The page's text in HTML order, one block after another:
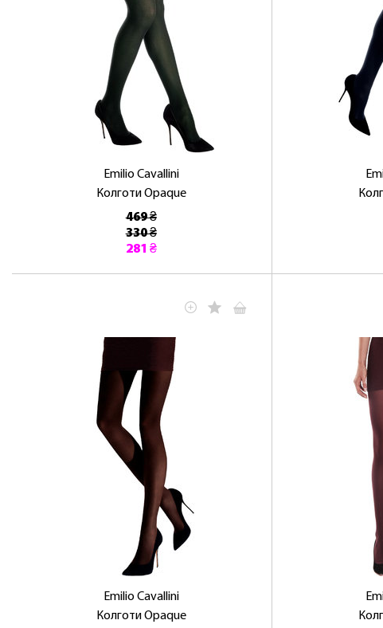
Emilio Cavallini
Колготи Opaque
469 ₴
330 ₴
281 ₴
Emilio Cavallini
Колготи Opaque